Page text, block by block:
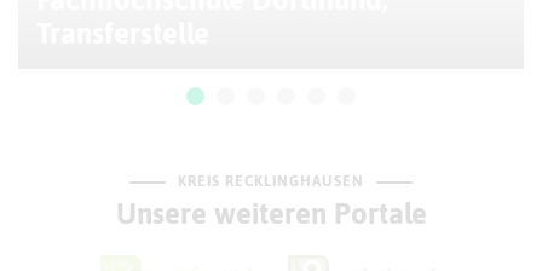
KREIS RECKLINGHAUSEN
Unsere weiteren Portale